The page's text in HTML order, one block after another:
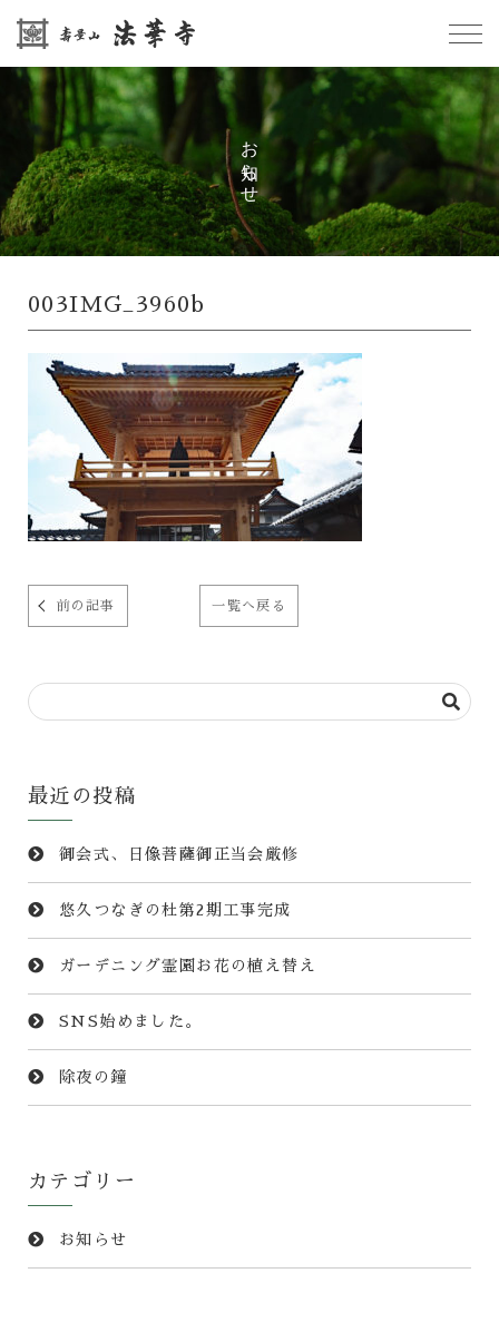
お知らせ
003IMG_3960b
前の記事 一覧へ戻る
最近の投稿
御会式、日像菩薩御正当会厳修
悠久つなぎの杜第2期工事完成
ガーデニング霊園お花の植え替え
SNS始めました。
除夜の鐘
カテゴリー
お知らせ